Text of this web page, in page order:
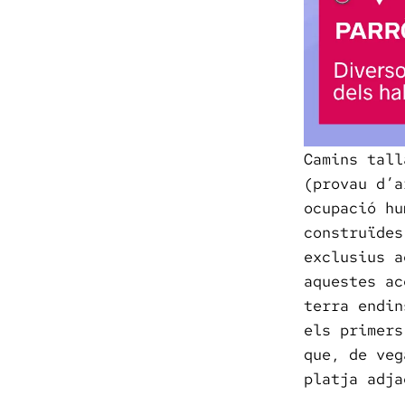
Camins
(provau
ocupació
exclusius
aquestes
terra
els
que, de
platja